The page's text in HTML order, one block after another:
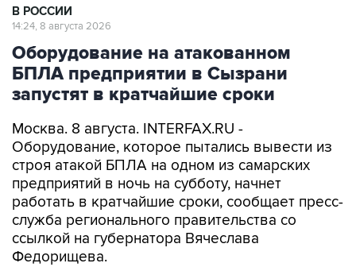
В РОССИИ
14:24, 8 августа 2026
Оборудование на атакованном
БПЛА предприятии в Сызрани
запустят в кратчайшие сроки
Москва. 8 августа. INTERFAX.RU -
Оборудование, которое пытались вывести из
строя атакой БПЛА на одном из самарских
предприятий в ночь на субботу, начнет
работать в кратчайшие сроки, сообщает пресс-
служба регионального правительства со
ссылкой на губернатора Вячеслава
Федорищева.